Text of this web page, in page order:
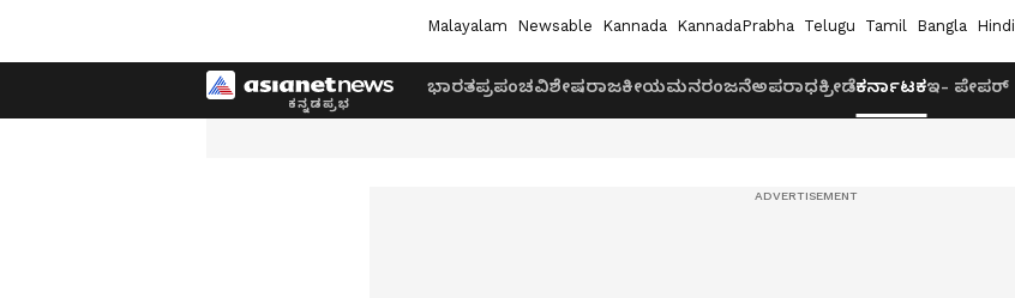
Malayalam Newsable Kannada KannadaPrabha Telugu Tamil Bangla Hindi
ಭಾರತಪ್ರಪಂಚವಿಶೇಷರಾಜಕೀಯಮನರಂಜನೆಅಪರಾಧಕ್ರೀಡೆಕರ್ನಾಟಕಇ- ಪೇಪರ್